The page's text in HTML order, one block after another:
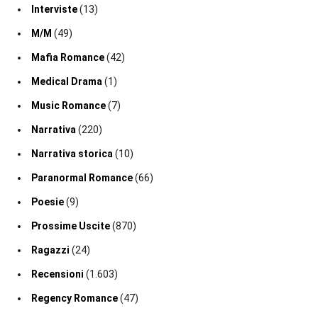
Interviste(13)
M/M (49)
Mafia Romance(42)
Medical Drama(1)
Music Romance(7)
Narrativa(220)
Narrativa storica(10)
Paranormal Romance(66)
Poesie(9)
Prossime Uscite(870)
Ragazzi (24)
Recensioni (1.603)
Regency Romance(47)